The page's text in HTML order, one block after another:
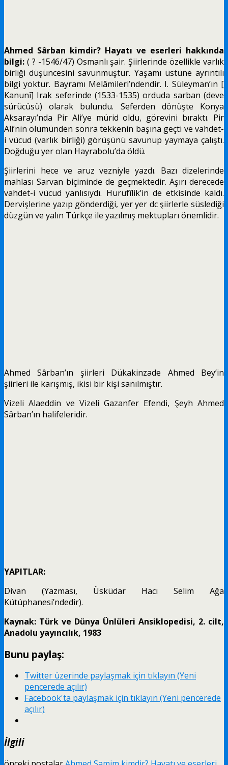
Ahmed Sârban kimdir? Hayatı ve eserleri hakkında
bilgi: ( ? -1546/47) Osmanlı şair. Şiirlerinde özellikle varlık
birliği düşüncesini savun­muştur. Yaşamı üstüne ayrıntılı
bilgi yoktur. Bayramı Melâmileri’ndendir. I. Süleyman’ın [
Kanunî] Irak seferinde (1533-1535) orduda sarban (deve
sürücüsü) olarak bulundu. Seferden dönüşte Konya
Aksarayı’nda Pir Ali’ye mürid oldu, görevini bıraktı. Pir
Ali’nin ölümünden sonra tekkenin başına geçti ve vahdet-
i vücud (varlık birliği) görüşünü savunup yaymaya çalıştı.
Doğduğu yer olan Hayrabolu’da öldü.
Şiirlerini hece ve aruz vezniyle yazdı. Bazı dizelerinde
mahlası Sarvan biçiminde de geçmektedir. Aşırı derecede
vahdet-i vücud yanlısıydı. Hurufîlik’in de etkisinde kaldı.
Dervişlerine yazıp gönderdi­ği, yer yer dc şiirlerle süslediği
düzgün ve yalın Türkçe ile yazılmış mektupları önemlidir.
Ahmed Sârban’ın şiirleri Dükakinzade Ahmed Bey’in
şiirleri ile karışmış, ikisi bir kişi sanılmıştır.
Vizeli Alaeddin ve Vizeli Gazanfer Efendi, Şeyh Ahmed
Sârban’ın halifeleridir.
YAPITLAR:
Divan (Yazması, Üsküdar Hacı Selim Ağa
Kütüphanesi’ndedir).
Kaynak: Türk ve Dünya Ünlüleri Ansiklopedisi, 2. cilt,
Anadolu yayıncılık, 1983
Bunu paylaş:
Twitter üzerinde paylaşmak için tıklayın (Yeni
pencerede açılır)
Facebook'ta paylaşmak için tıklayın (Yeni pencerede
açılır)
İlgili